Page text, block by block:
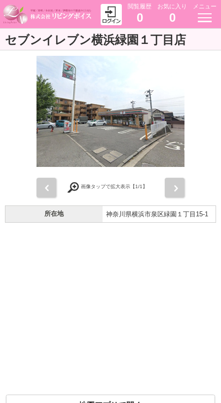
閲覧履歴
0
お気に入り
0
メニュー
セブンイレブン横浜緑園１丁目店
画像タップで拡大表示【1/1】
所在地 神奈川県横浜市泉区緑園１丁目15-1